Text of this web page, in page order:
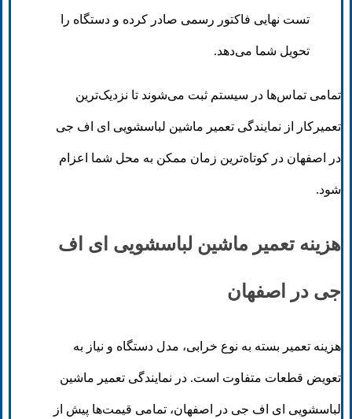
تست نهایی فاکتور رسمی صادر کرده و دستگاه را
تحویل شما می‌دهد.
تمامی تماس‌ها در سیستم ثبت می‌شوند تا نزدیک‌ترین
تعمیرکار از نمایندگی تعمیر ماشین لباسشویی ای اف جی
در اصفهان در کوتاه‌ترین زمان ممکن به محل شما اعزام
شود.
هزینه تعمیر ماشین لباسشویی ای اف
جی در اصفهان
هزینه تعمیر بسته به نوع خرابی، مدل دستگاه و نیاز به
تعویض قطعات متفاوت است. در نمایندگی تعمیر ماشین
لباسشویی ای اف جی در اصفهان، تمامی قیمت‌ها پیش از